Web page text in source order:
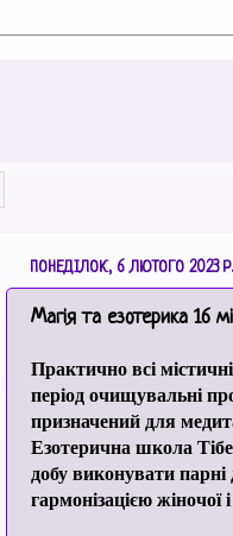
ПОНЕДІЛОК, 6 ЛЮТОГО 2023 Р.
Магія та езотерика 16
Практично всі
період очищувальні
призначений для
Езотерична школа
добу виконувати парні
гармонізацією жіночої